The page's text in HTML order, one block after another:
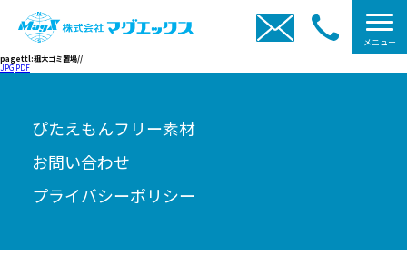
メニュー
pagettl:粗大ゴミ置場//
JPG PDF
ぴたえもんフリー素材
お問い合わせ
プライバシーポリシー